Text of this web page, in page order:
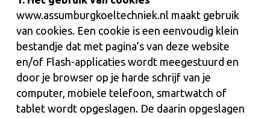
www.assumburgkoeltechniek.nl maakt gebruik
van cookies. Een cookie is een eenvoudig klein
bestandje dat met pagina’s van deze website
en/of Flash-applicaties wordt meegestuurd en
door je browser op je harde schrijf van je
computer, mobiele telefoon, smartwatch of
tablet wordt opgeslagen. De daarin opgeslagen